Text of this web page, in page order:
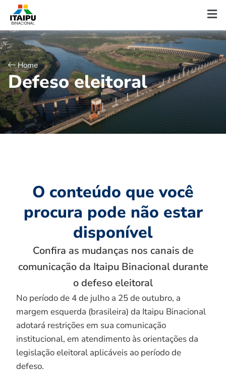
Home
Defeso eleitoral
O conteúdo que você
procura pode não estar
disponível
Confira as mudanças nos canais de
comunicação da Itaipu Binacional durante
o defeso eleitoral
No período de 4 de julho a 25 de outubro, a
margem esquerda (brasileira) da Itaipu Binacional
adotará restrições em sua comunicação
institucional, em atendimento às orientações da
legislação eleitoral aplicáveis ao período de
defeso.